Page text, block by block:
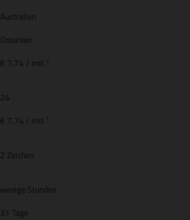
Australien
Ozeanien
€ 7,74 / mtl.
24
€ 7,74 / mtl.
2 Zeichen
wenige Stunden
31 Tage